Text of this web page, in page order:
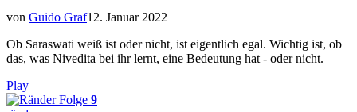
von Guido Graf12. Januar 2022
Ob Saraswati weiß ist oder nicht, ist eigentlich egal. Wichtig ist, ob
das, was Nivedita bei ihr lernt, eine Bedeutung hat - oder nicht.
Play
Folge 9